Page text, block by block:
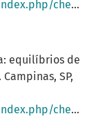
article/view/12359
equilíbrios de
SP,
article/view/14771